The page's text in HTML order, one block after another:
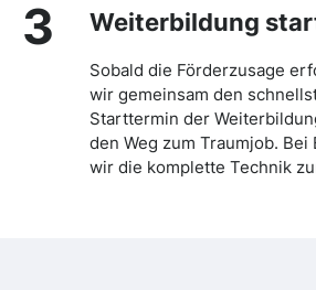
3 Weiterbildung
Sobald die Förderzusage
wir gemeinsam den
Starttermin der
den Weg zum Traumjob.
wir die komplette Technik